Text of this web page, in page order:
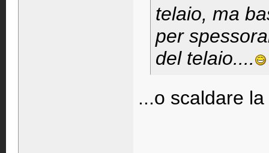
telaio, ma
per
del telaio....
...o scaldare